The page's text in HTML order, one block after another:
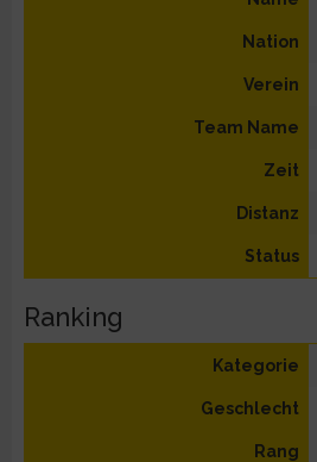
Nation
Verein
Team Name
Zeit
Distanz
Status
Ranking
Kategorie
Geschlecht
Rang